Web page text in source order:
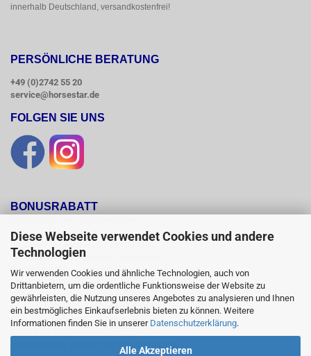
Diese Webseite verwendet Cookies und andere
Technologien
Wir verwenden Cookies und ähnliche Technologien, auch von
Drittanbietern, um die ordentliche Funktionsweise der Website zu
gewährleisten, die Nutzung unseres Angebotes zu analysieren und Ihnen
ein bestmögliches Einkaufserlebnis bieten zu können. Weitere
Informationen finden Sie in unserer Datenschutzerklärung.
Alle Akzeptieren
innerhalb Deutschland, versandkostenfrei!
PERSÖNLICHE BERATUNG
+49 (0)2742 55 20
service@horsestar.de
FOLGEN SIE UNS
BONUSRABATT
Bonusrabatt.
Ab einem Bestellwert von 250,00 Euro
erhalten Sie 10 %, ab einem Bestellwert
von 500,00 Euro erhalten Sie 12% und ab
einem  Bestellwert von 1500,00 Euro
15 % Bonusrabatt auf reguläre Ware.
Reduzierte Artikel und Sättel sind vom
Bonusrabattsystem ausgeschlossen.
erreicht haben, erhalten Sie für alle weiteren